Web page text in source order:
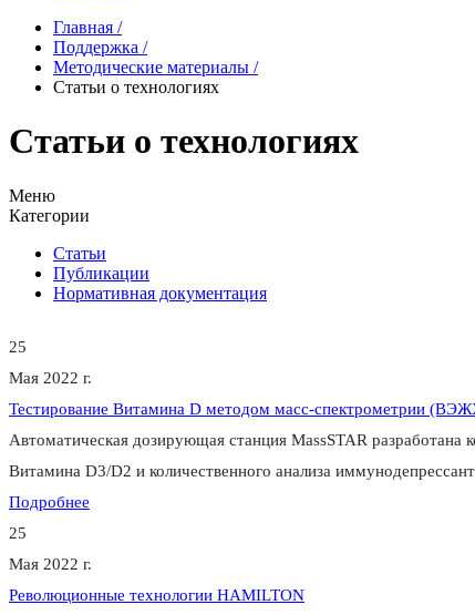
Главная /
Поддержка /
Методические материалы /
Статьи о технологиях
Статьи о технологиях
Меню
Категории
Статьи
Публикации
Нормативная документация
25
Мая 2022 г.
Тестирование Витамина D методом масс-спектрометрии
Автоматическая дозирующая станция MassSTAR разработана
Витамина D3/D2 и количественного анализа
Подробнее
25
Мая 2022 г.
Революционные технологии HAMILTON